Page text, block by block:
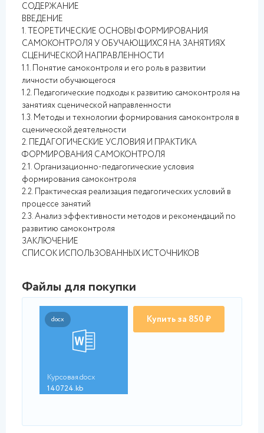
СОДЕРЖАНИЕ
ВВЕДЕНИЕ
1. ТЕОРЕТИЧЕСКИЕ ОСНОВЫ ФОРМИРОВАНИЯ
САМОКОНТРОЛЯ У ОБУЧАЮЩИХСЯ НА ЗАНЯТИЯХ
СЦЕНИЧЕСКОЙ НАПРАВЛЕННОСТИ
1.1. Понятие самоконтроля и его роль в развитии
личности обучающегося
1.2. Педагогические подходы к развитию самоконтроля на
занятиях сценической направленности
1.3. Методы и технологии формирования самоконтроля в
сценической деятельности
2. ПЕДАГОГИЧЕСКИЕ УСЛОВИЯ И ПРАКТИКА
ФОРМИРОВАНИЯ САМОКОНТРОЛЯ
2.1. Организационно-педагогические условия
формирования самоконтроля
2.2. Практическая реализация педагогических условий в
процессе занятий
2.3. Анализ эффективности методов и рекомендаций по
развитию самоконтроля
ЗАКЛЮЧЕНИЕ
СПИСОК ИСПОЛЬЗОВАННЫХ ИСТОЧНИКОВ
Файлы для покупки
docx
Курсовая.docx
140724.kb
Купить за 850 ₽